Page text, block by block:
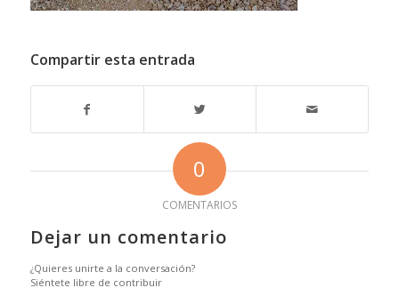
Compartir esta entrada
0
COMENTARIOS
Dejar un comentario
¿Quieres unirte a la conversación?
Siéntete libre de contribuir